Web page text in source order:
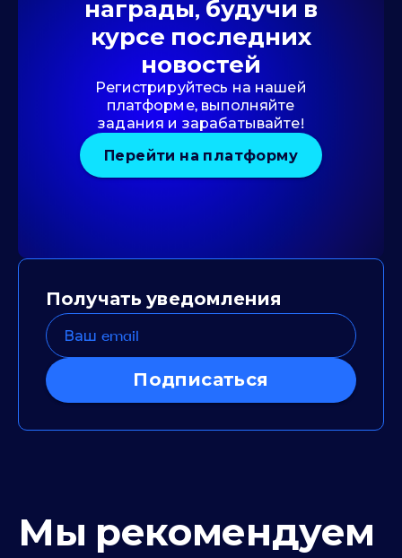
награды, будучи в
курсе последних
новостей
Регистрируйтесь на нашей
платформе, выполняйте
задания и зарабатывайте!
Перейти на платформу
Получать уведомления
Подписаться
Мы рекомендуем